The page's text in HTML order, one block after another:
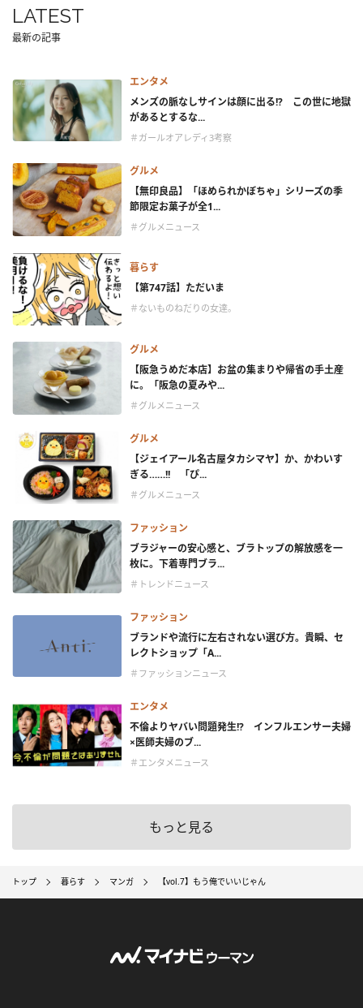
LATEST
最新の記事
エンタメ
メンズの脈なしサインは顔に出る!? この世に地獄
があるとするな...
＃ガールオアレディ3考察
グルメ
【無印良品】「ほめられかぼちゃ」シリーズの季
節限定お菓子が全1...
＃グルメニュース
暮らす
【第747話】ただいま
＃ないものねだりの女達。
グルメ
【阪急うめだ本店】お盆の集まりや帰省の手土産
に。「阪急の夏みや...
＃グルメニュース
グルメ
【ジェイアール名古屋タカシマヤ】か、かわいす
ぎる……!! 「ぴ...
＃グルメニュース
ファッション
ブラジャーの安心感と、ブラトップの解放感を一
枚に。下着専門ブラ...
＃トレンドニュース
ファッション
ブランドや流行に左右されない選び方。貴瞬、セ
レクトショップ「A...
＃ファッションニュース
エンタメ
不倫よりヤバい問題発生!? インフルエンサー夫婦
×医師夫婦のブ...
＃エンタメニュース
もっと見る
トップ 暮らす マンガ 【vol.7】もう俺でいいじゃん